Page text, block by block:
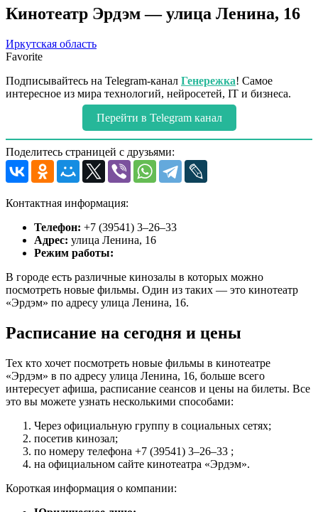
Кинотеатр Эрдэм — улица Ленина, 16
Иркутская область
Favorite
Подписывайтесь на Telegram-канал Генережка! Самое
интересное из мира технологий, нейросетей, IT и бизнеса.
Перейти в Telegram канал
Поделитесь страницей с друзьями:
Контактная информация:
Телефон: +7 (39541) 3‒26‒33
Адрес: улица Ленина, 16
Режим работы:
В городе есть различные кинозалы в которых можно
посмотреть новые фильмы. Один из таких — это кинотеатр
«Эрдэм» по адресу улица Ленина, 16.
Расписание на сегодня и цены
Тех кто хочет посмотреть новые фильмы в кинотеатре
«Эрдэм» в по адресу улица Ленина, 16, больше всего
интересует афиша, расписание сеансов и цены на билеты. Все
это вы можете узнать несколькими способами:
Через официальную группу в социальных сетях;
посетив кинозал;
по номеру телефона +7 (39541) 3‒26‒33 ;
на официальном сайте кинотеатра «Эрдэм».
Короткая информация о компании: